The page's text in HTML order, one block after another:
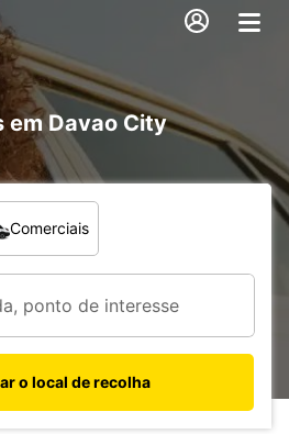
em Davao City
Comerciais
o local de recolha